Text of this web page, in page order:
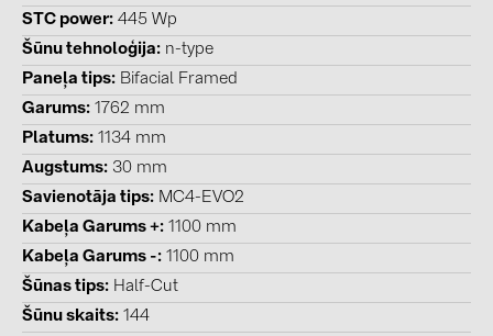
GoodWe (44)
HUAWEI (51)
JAsolar (6)
JINKO (1)
LEADER (6)
LONGi Solar (5)
NOVOTEGRA (315)
PROJOY (3)
PRYSMIAN DRAKA (18)
STC power 445 Wp
Šūnu tehnoloģija
n-type
Paneļa tips
Bifacial Framed
Garums 1762 mm
Platums 1134 mm
Augstums 30 mm
Savienotāja tips
MC4-EVO2
Kabeļa Garums + 1100 mm
Kabeļa Garums - 1100 mm
Šūnas tips
Half-Cut
Šūnu skaits 144